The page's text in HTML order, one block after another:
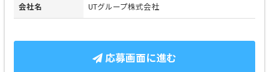
会社名 UTグループ株式会社
応募画面に進む